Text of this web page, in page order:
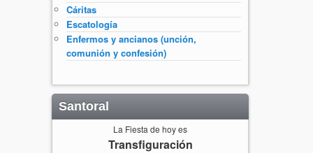
Cáritas
Escatología
Enfermos y ancianos (unción,
comunión y confesión)
Santoral
La Fiesta de hoy es
Transfiguración